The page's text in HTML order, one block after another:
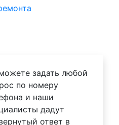
задать любой
по номеру
и наши
дадут
ответ в